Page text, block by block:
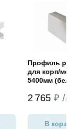
Профиль
для корп/
5400мм
2 765 ₽ /шт
В